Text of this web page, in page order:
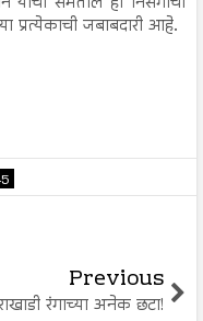
जबाबदारी आहे.
Previous
रंगाच्या अनेक छटा!